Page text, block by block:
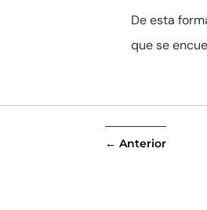
De esta
que se
←Anterior